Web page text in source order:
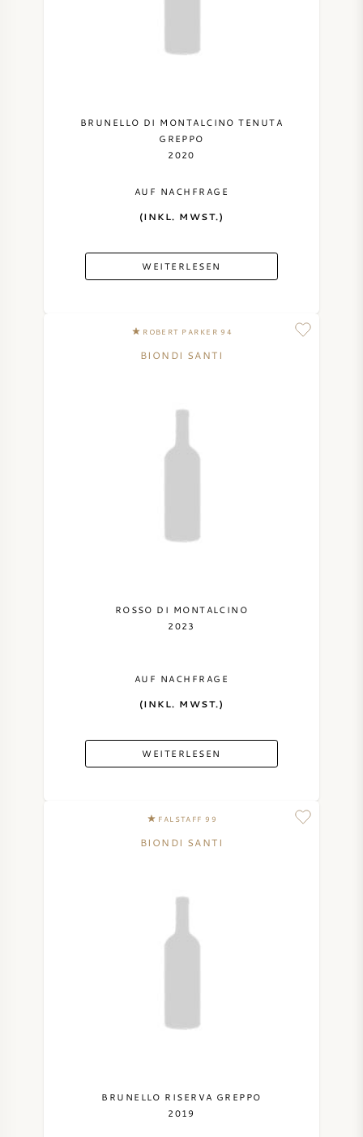
BRUNELLO DI MONTALCINO TENUTA
GREPPO
2020
AUF NACHFRAGE
(INKL. MWST.)
WEITERLESEN
ROBERT PARKER 94
BIONDI SANTI
ROSSO DI MONTALCINO
2023
AUF NACHFRAGE
(INKL. MWST.)
WEITERLESEN
FALSTAFF 99
BIONDI SANTI
BRUNELLO RISERVA GREPPO
2019